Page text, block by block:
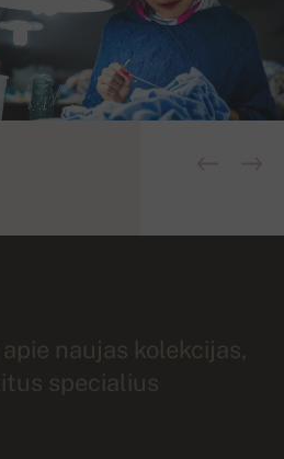
naujas kolekcijas,
specialius